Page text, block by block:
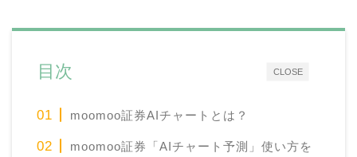
CLOSE
目次
moomoo証券AIチャートとは？
moomoo証券「AIチャート予測」使い方を